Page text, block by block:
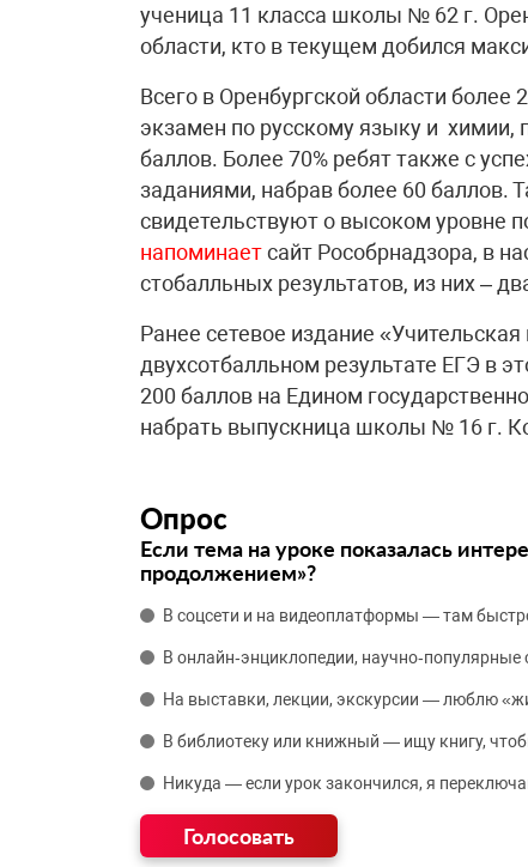
ученица 11 класса школы № 62 г.
области, кто в текущем добился
Всего в Оренбургской области
экзамен по русскому языку и химии,
баллов. Более 70% ребят также с
заданиями, набрав более 60 баллов.
свидетельствуют о высоком уровне
напоминаетсайт Рособрнадзора, в
стобалльных результатов, из них –
Ранее сетевое издание «Учительская
двухсотбалльном результате ЕГЭ в
200 баллов на Едином
набрать выпускница школы № 16 г.
Опрос
Если тема на уроке показалась
продолжением»?
В соцсети и на видеоплатформы — там
В онлайн‑энциклопедии,
На выставки, лекции, экскурсии — люблю
В библиотеку или книжный — ищу книгу,
Никуда — если урок закончился, я